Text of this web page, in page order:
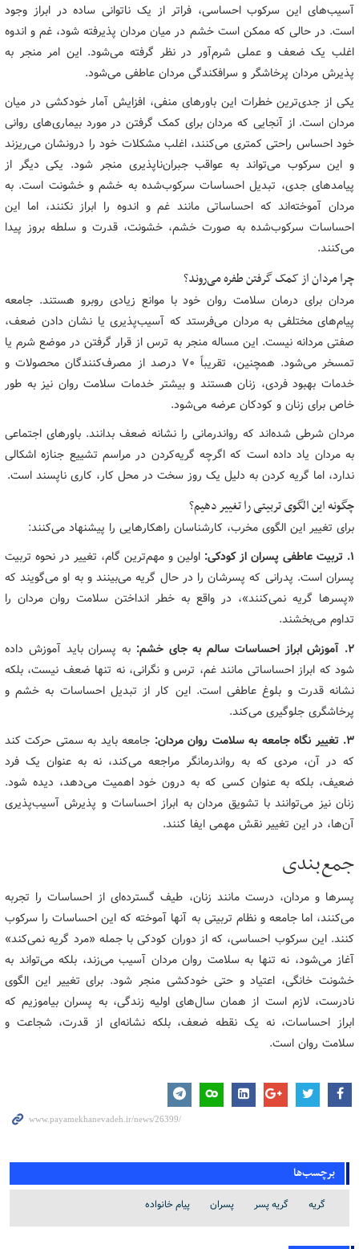
آسیب‌های این سرکوب احساسی، فراتر از یک ناتوانی ساده در ابراز وجود
است. در حالی که ممکن است خشم در میان مردان پذیرفته شود، غم و اندوه
اغلب یک ضعف و عملی شرم‌آور در نظر گرفته می‌شود. این امر منجر به
پذیرش مردان پرخاشگر و سرافکندگی مردان عاطفی می‌شود.
یکی از جدی‌ترین خطرات این باورهای منفی، افزایش آمار خودکشی در میان
مردان است. از آنجایی که مردان برای کمک گرفتن در مورد بیماری‌های روانی
خود احساس راحتی کمتری می‌کنند، اغلب مشکلات خود را درونشان می‌ریزند
و این سرکوب می‌تواند به عواقب جبران‌ناپذیری منجر شود. یکی دیگر از
پیامدهای جدی، تبدیل احساسات سرکوب‌شده به خشم و خشونت است. به
مردان آموخته‌اند که احساساتی مانند غم و اندوه را ابراز نکنند، اما این
احساسات سرکوب‌شده به صورت خشم، خشونت، قدرت و سلطه بروز پیدا
می‌کنند.
چرا مردان از کمک گرفتن طفره می‌روند؟
مردان برای درمان سلامت روان خود با موانع زیادی روبرو هستند. جامعه
پیام‌های مختلفی به مردان می‌فرستد که آسیب‌پذیری یا نشان دادن ضعف،
صفتی مردانه نیست. این مساله منجر به ترس از قرار گرفتن در موضع شرم یا
تمسخر می‌شود. همچنین، تقریباً ۷۰ درصد از مصرف‌کنندگان محصولات و
خدمات بهبود فردی، زنان هستند و بیشتر خدمات سلامت روان نیز به طور
خاص برای زنان و کودکان عرضه می‌شود.
مردان شرطی شده‌اند که رواندرمانی را نشانه ضعف بدانند. باورهای اجتماعی
به مردان یاد داده است که اگرچه گریه‌کردن در مراسم تشییع جنازه اشکالی
ندارد، اما گریه کردن به دلیل یک روز سخت در محل کار، کاری ناپسند است.
چگونه این الگوی تربیتی را تغییر دهیم؟
برای تغییر این الگوی مخرب، کارشناسان راهکارهایی را پیشنهاد می‌کنند:
۱. تربیت عاطفی پسران از کودکی:
اولین و مهم‌ترین گام، تغییر در نحوه تربیت
پسران است. پدرانی که پسرشان را در حال گریه می‌بینند و به او می‌گویند که
«پسرها گریه نمی‌کنند»، در واقع به خطر انداختن سلامت روان مردان را
تداوم می‌بخشند.
۲. آموزش ابراز احساسات سالم به جای خشم:
به پسران باید آموزش داده
شود که ابراز احساساتی مانند غم، ترس و نگرانی، نه تنها ضعف نیست، بلکه
نشانه قدرت و بلوغ عاطفی است. این کار از تبدیل احساسات به خشم و
پرخاشگری جلوگیری می‌کند.
۳. تغییر نگاه جامعه به سلامت روان مردان:
جامعه باید به سمتی حرکت کند
که در آن، مردی که به رواندرمانگر مراجعه می‌کند، نه به عنوان یک فرد
ضعیف، بلکه به عنوان کسی که به درون خود اهمیت می‌دهد، دیده شود.
زنان نیز می‌توانند با تشویق مردان به ابراز احساسات و پذیرش آسیب‌پذیری
آن‌ها، در این تغییر نقش مهمی ایفا کنند.
جمع‌بندی
پسرها و مردان، درست مانند زنان، طیف گسترده‌ای از احساسات را تجربه
می‌کنند، اما جامعه و نظام تربیتی به آنها آموخته که این احساسات را سرکوب
کنند. این سرکوب احساسی، که از دوران کودکی با جمله «مرد گریه نمی‌کند»
آغاز می‌شود، نه تنها به سلامت روان مردان آسیب می‌زند، بلکه می‌تواند به
خشونت خانگی، اعتیاد و حتی خودکشی منجر شود. برای تغییر این الگوی
نادرست، لازم است از همان سال‌های اولیه زندگی، به پسران بیاموزیم که
ابراز احساسات، نه یک نقطه ضعف، بلکه نشانه‌ای از قدرت، شجاعت و
سلامت روان است.
برچسب‌ها
گریه گریه پسر پسران پیام خانواده